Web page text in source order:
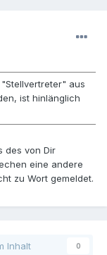
aus
ist hinlänglich
des von Dir
eine andere
zu Wort gemeldet.
Inhalt 0